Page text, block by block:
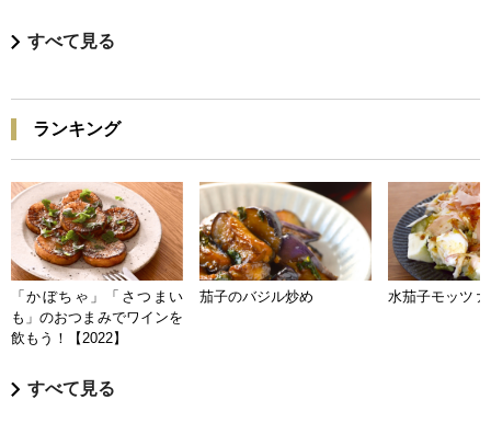
すべて見る
ランキング
「かぼちゃ」「さつまい
も」のおつまみでワインを
飲もう！【2022】
茄子のバジル炒め 水茄子モッツァ
すべて見る